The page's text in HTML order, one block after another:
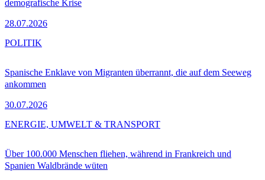
demografische Krise
28.07.2026
Spanische Enklave von Migranten überrannt, die auf dem Seeweg
ankommen
30.07.2026
POLITIK
Über 100.000 Menschen fliehen, während in Frankreich und
Spanien Waldbrände wüten
ENERGIE, UMWELT & TRANSPORT